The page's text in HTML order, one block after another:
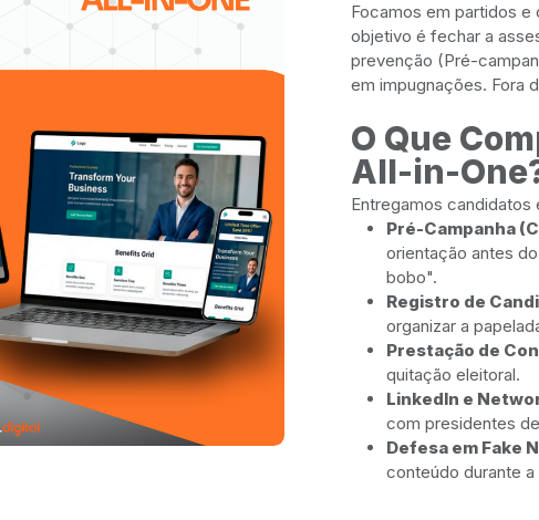
Focamos em partidos e
objetivo é fechar a
prevenção (Pré-
em impugnações. Fora
O Que
All-in-
Entregamos candidatos
Pré-Campanha
orientação antes
bobo".
Registro de
organizar a
Prestação de
quitação eleitoral.
LinkedIn e
com presidentes
Defesa em Fake
conteúdo durante